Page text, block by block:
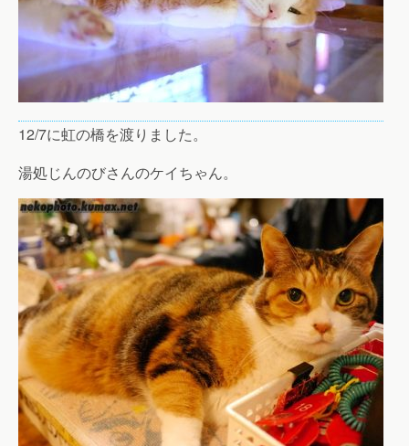
12/7に虹の橋を渡りました。
湯処じんのびさんのケイちゃん。